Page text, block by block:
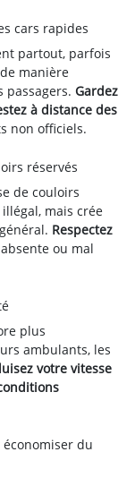
cars rapides
partout, parfois
manière
Gardez
à distance des
non officiels.
réservés
de couloirs
mais crée
Respectez
ou mal
plus
ambulants, les
votre vitesse
du